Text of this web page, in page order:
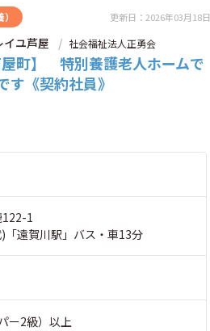
更新日：2026年03月18日
ユ芦屋 社会福祉法人正勇会
屋町】 特別養護老人ホームで
す《契約社員》
122-1
「遠賀川駅」バス・車13分
ー2級）以上